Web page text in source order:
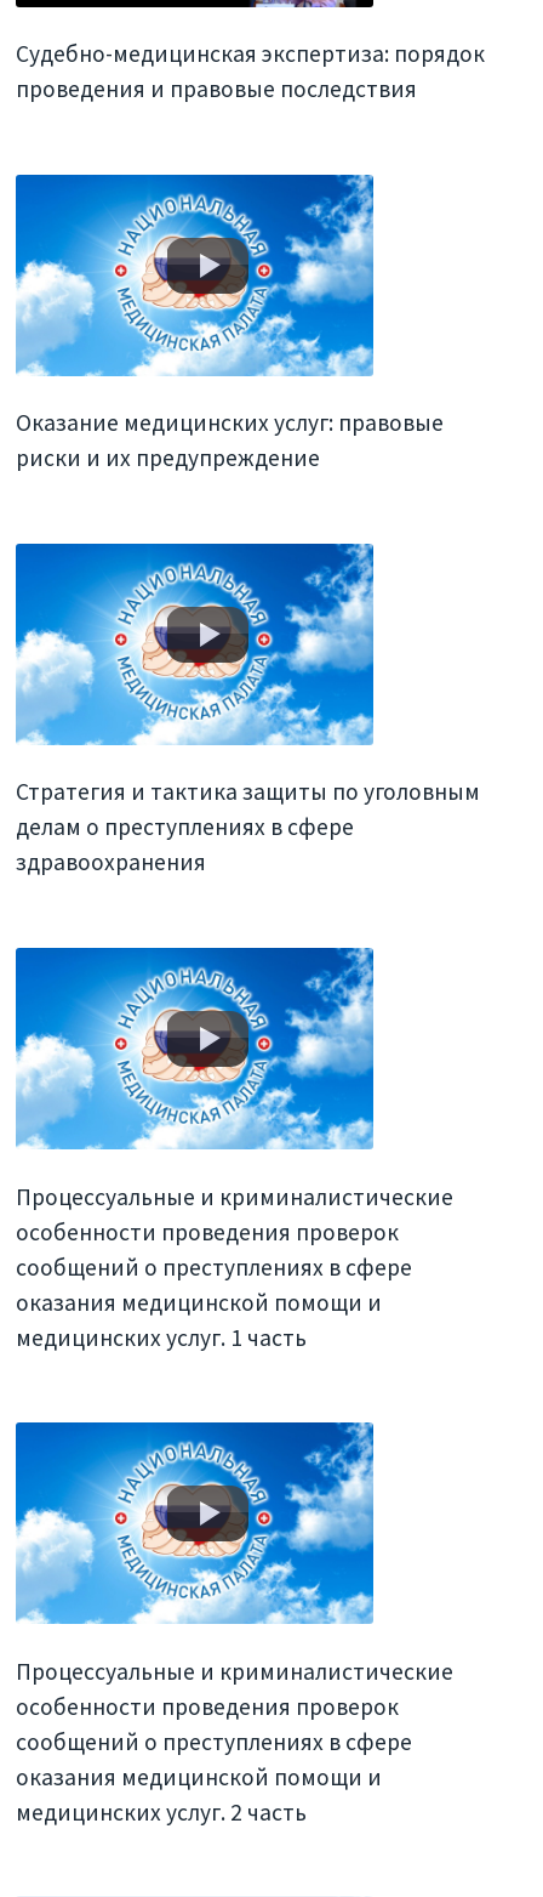
Судебно-медицинская экспертиза: порядок
проведения и правовые последствия
Оказание медицинских услуг: правовые
риски и их предупреждение
Стратегия и тактика защиты по уголовным
делам о преступлениях в сфере
здравоохранения
Процессуальные и криминалистические
особенности проведения проверок
сообщений о преступлениях в сфере
оказания медицинской помощи и
медицинских услуг. 1 часть
Процессуальные и криминалистические
особенности проведения проверок
сообщений о преступлениях в сфере
оказания медицинской помощи и
медицинских услуг. 2 часть